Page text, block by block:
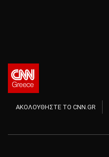
ΑΚΟΛΟΥΘΗΣΤΕ ΤΟ CNN.GR